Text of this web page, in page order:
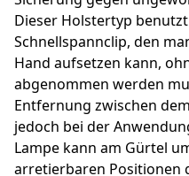
Dieser Holstertyp
Schnellspannclip, den
Hand aufsetzen kann,
abgenommen werden
Entfernung zwischen
jedoch bei der
Lampe kann am Gürtel
arretierbaren Positionen